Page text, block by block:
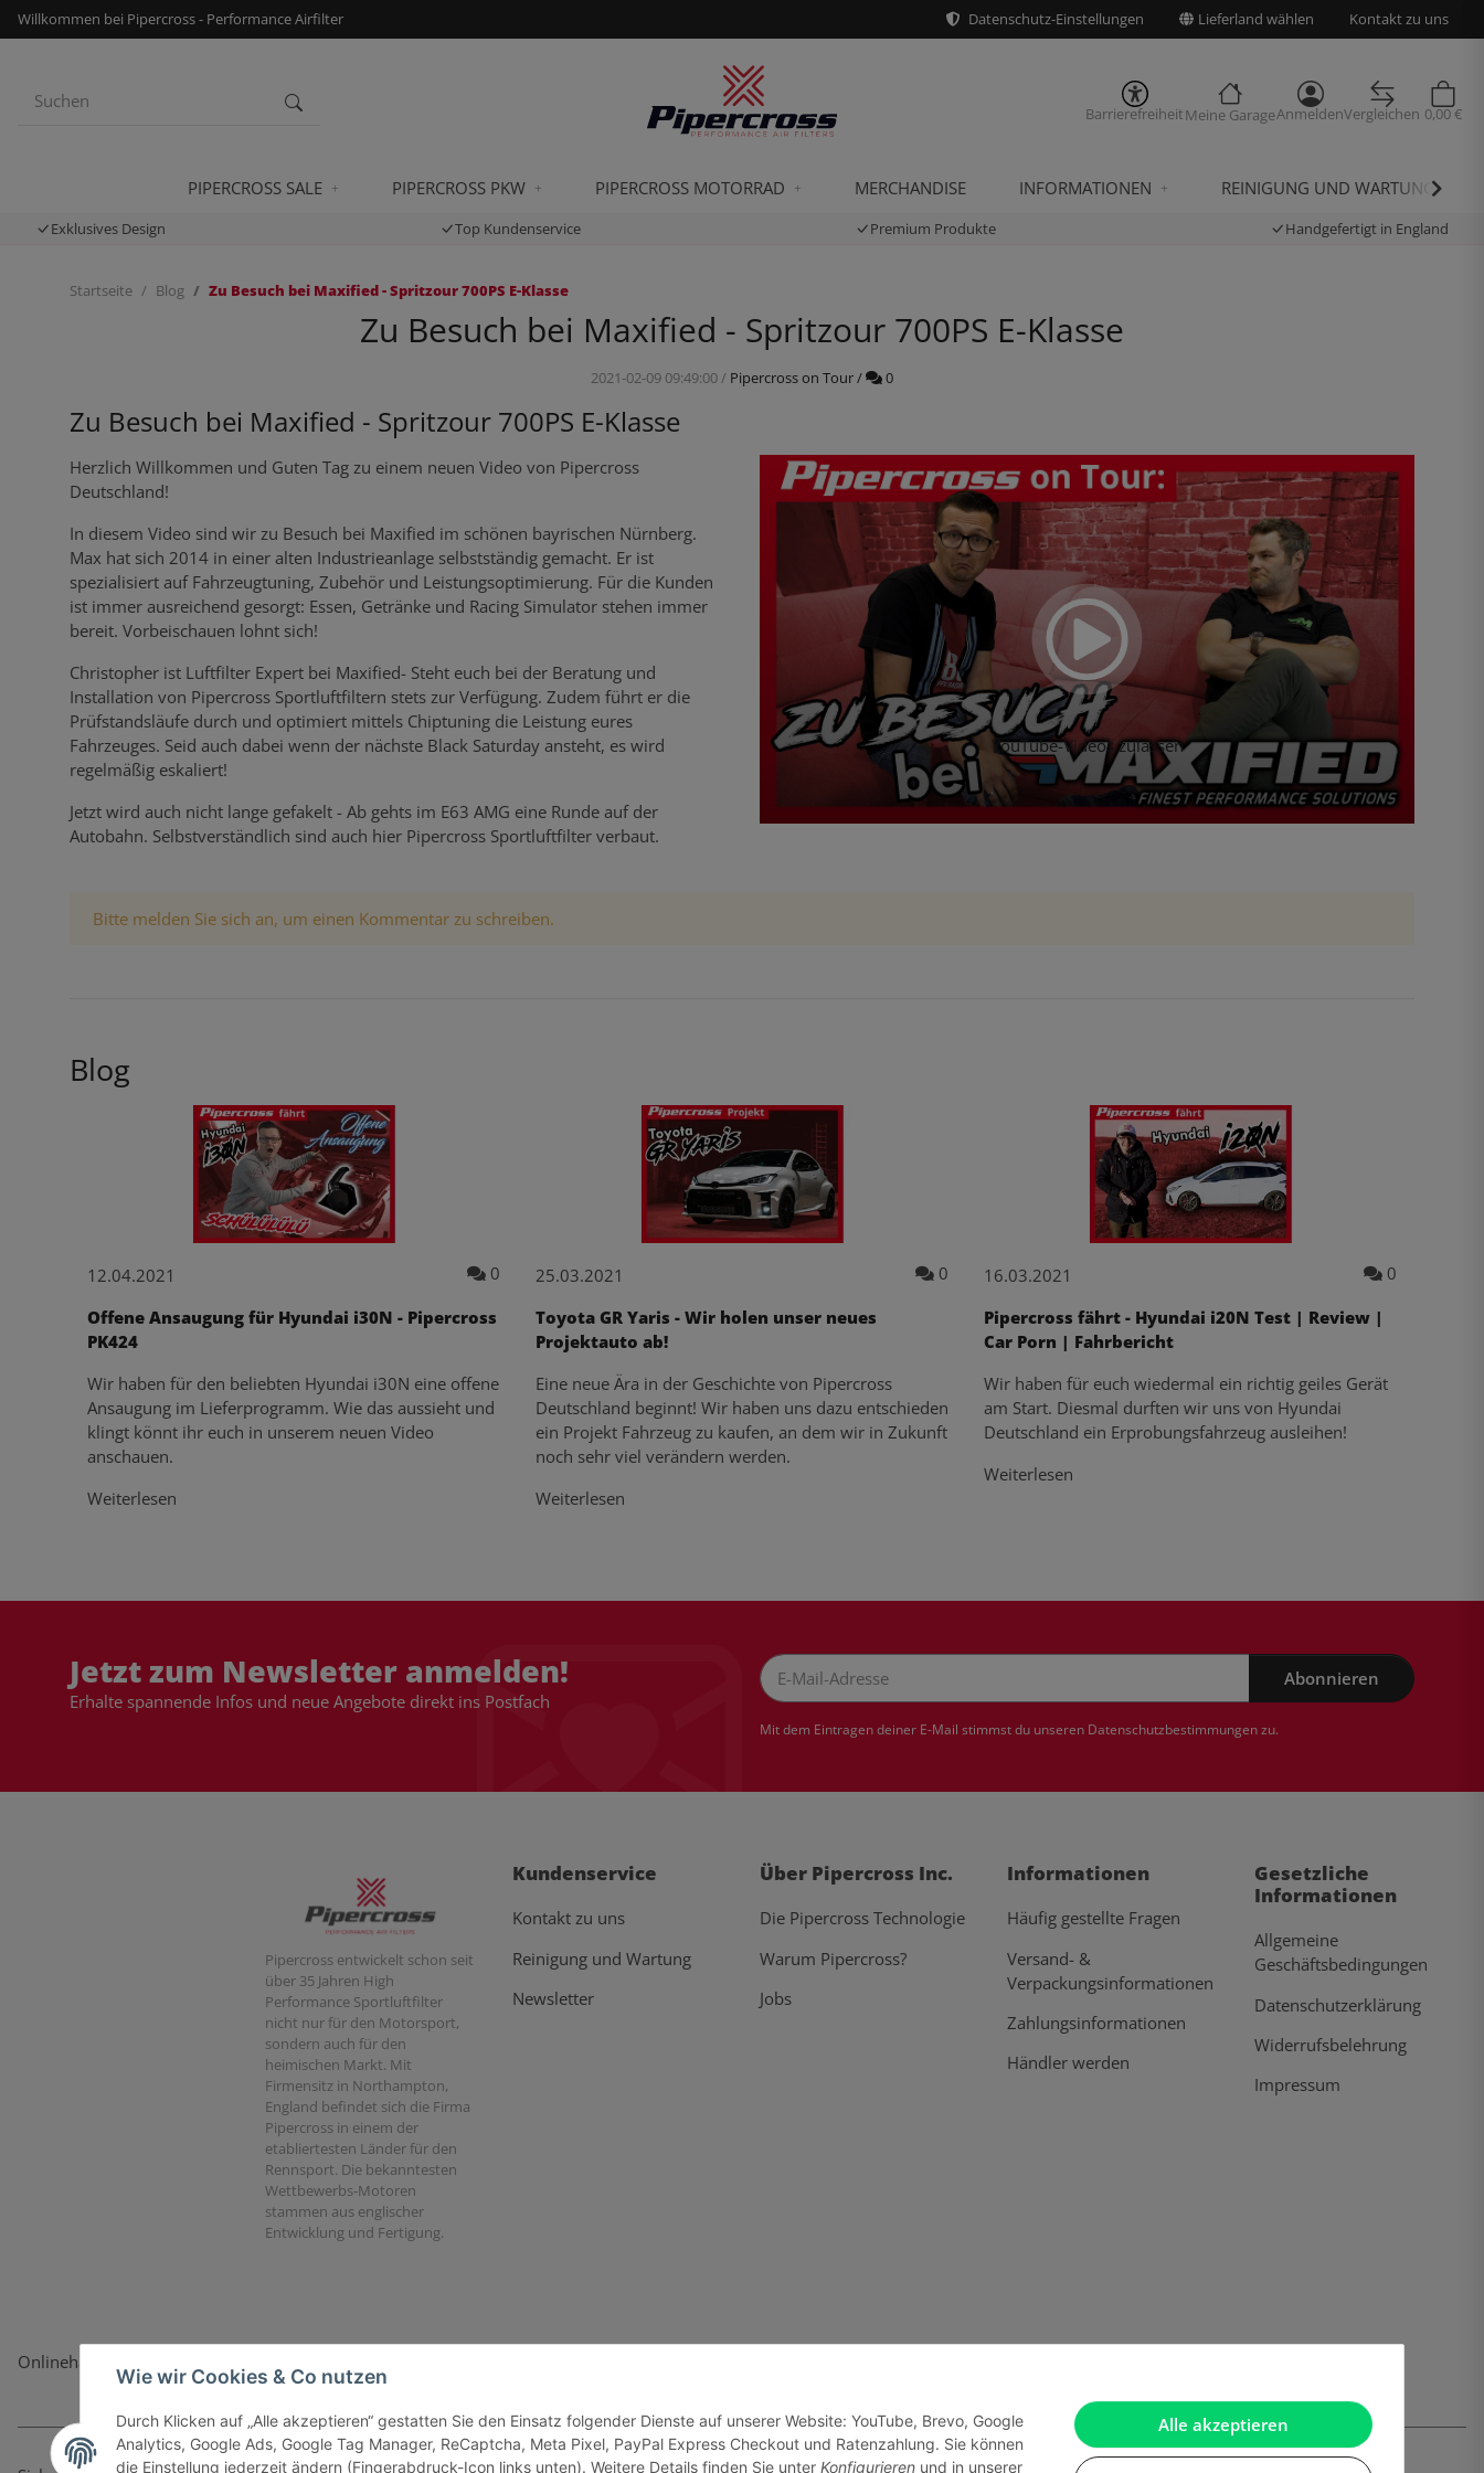
Alle akzeptieren
Wie wir Cookies & Co nutzen
Durch Klicken auf „Alle akzeptieren“ gestatten Sie den Einsatz folgender Dienste auf unserer Website: YouTube, Brevo, Google
Analytics, Google Ads, Google Tag Manager, ReCaptcha, Meta Pixel, PayPal Express Checkout und Ratenzahlung. Sie können
die Einstellung jederzeit ändern (Fingerabdruck-Icon links unten). Weitere Details finden Sie unter Konfigurieren und in unserer
Willkommen bei Pipercross - Performance Airfilter Datenschutz-Einstellungen Lieferland wählen Kontakt zu uns
BarrierefreiheitMeine GarageAnmeldenVergleichen 0,00 €
PIPERCROSS SALE PIPERCROSS PKW PIPERCROSS MOTORRAD MERCHANDISE INFORMATIONEN REINIGUNG UND WARTUNG
Exklusives Design Top Kundenservice Premium Produkte Handgefertigt in England
Startseite Blog Zu Besuch bei Maxified - Spritzour 700PS E-Klasse
Zu Besuch bei Maxified - Spritzour 700PS E-Klasse
2021-02-09 09:49:00/ Pipercross on Tour/ Kommentare
0
Zu Besuch bei Maxified - Spritzour 700PS E-Klasse
Herzlich Willkommen und Guten Tag zu einem neuen Video von Pipercross
Deutschland!
In diesem Video sind wir zu Besuch bei Maxified im schönen bayrischen Nürnberg.
Max hat sich 2014 in einer alten Industrieanlage selbstständig gemacht. Er ist
spezialisiert auf Fahrzeugtuning, Zubehör und Leistungsoptimierung. Für die Kunden
ist immer ausreichend gesorgt: Essen, Getränke und Racing Simulator stehen immer
bereit. Vorbeischauen lohnt sich!
Christopher ist Luftfilter Expert bei Maxified- Steht euch bei der Beratung und
Installation von Pipercross Sportluftfiltern stets zur Verfügung. Zudem führt er die
Prüfstandsläufe durch und optimiert mittels Chiptuning die Leistung eures
Fahrzeuges. Seid auch dabei wenn der nächste Black Saturday ansteht, es wird
regelmäßig eskaliert!
Jetzt wird auch nicht lange gefakelt - Ab gehts im E63 AMG eine Runde auf der
Autobahn. Selbstverständlich sind auch hier Pipercross Sportluftfilter verbaut.
YouTube-Videos zulassen
x
Bitte melden Sie sich an, um einen Kommentar zu schreiben.
Blog
12.04.2021 0 Kommentare zum Artikel Offene Ansaugung für Hyundai i30N - Pipercross PK424
Offene Ansaugung für Hyundai i30N - Pipercross
PK424
Wir haben für den beliebten Hyundai i30N eine offene
Ansaugung im Lieferprogramm. Wie das aussieht und
klingt könnt ihr euch in unserem neuen Video
anschauen.
Weiterlesen
25.03.2021 0 Kommentare zum Artikel Toyota GR Yaris - Wir holen unser neues
Toyota GR Yaris - Wir holen unser neues
Projektauto ab!
Eine neue Ära in der Geschichte von Pipercross
Deutschland beginnt! Wir haben uns dazu entschieden
ein Projekt Fahrzeug zu kaufen, an dem wir in Zukunft
noch sehr viel verändern werden.
Weiterlesen
16.03.2021 0
Pipercross fährt - Hyundai i20N Test | Review |
Car Porn | Fahrbericht
Wir haben für euch wiedermal ein richtig geiles Gerät
am Start. Diesmal durften wir uns von Hyundai
Deutschland ein Erprobungsfahrzeug ausleihen!
Weiterlesen
Jetzt zum Newsletter anmelden!
Erhalte spannende Infos und neue Angebote direkt ins Postfach
Abonnieren
Mit dem Eintragen deiner E-Mail stimmst du unseren Datenschutzbestimmungenzu.
Pipercross entwickelt schon seit
über 35 Jahren High
Performance Sportluftfilter
nicht nur für den Motorsport,
sondern auch für den
heimischen Markt. Mit
Firmensitz in Northampton,
England befindet sich die Firma
Pipercross in einem der
etabliertesten Länder für den
Rennsport. Die bekanntesten
Wettbewerbs-Motoren
stammen aus englischer
Entwicklung und Fertigung.
Kundenservice
Kontakt zu uns
Reinigung und Wartung
Newsletter
Über Pipercross Inc.
Die Pipercross Technologie
Warum Pipercross?
Jobs
Informationen
Häufig gestellte Fragen
Versand- &
Verpackungsinformationen
Zahlungsinformationen
Händler werden
Gesetzliche
Informationen
Allgemeine
Geschäftsbedingungen
Datenschutzerklärung
Widerrufsbelehrung
Impressum
Onlinehandel basiert auf Vertrauen: